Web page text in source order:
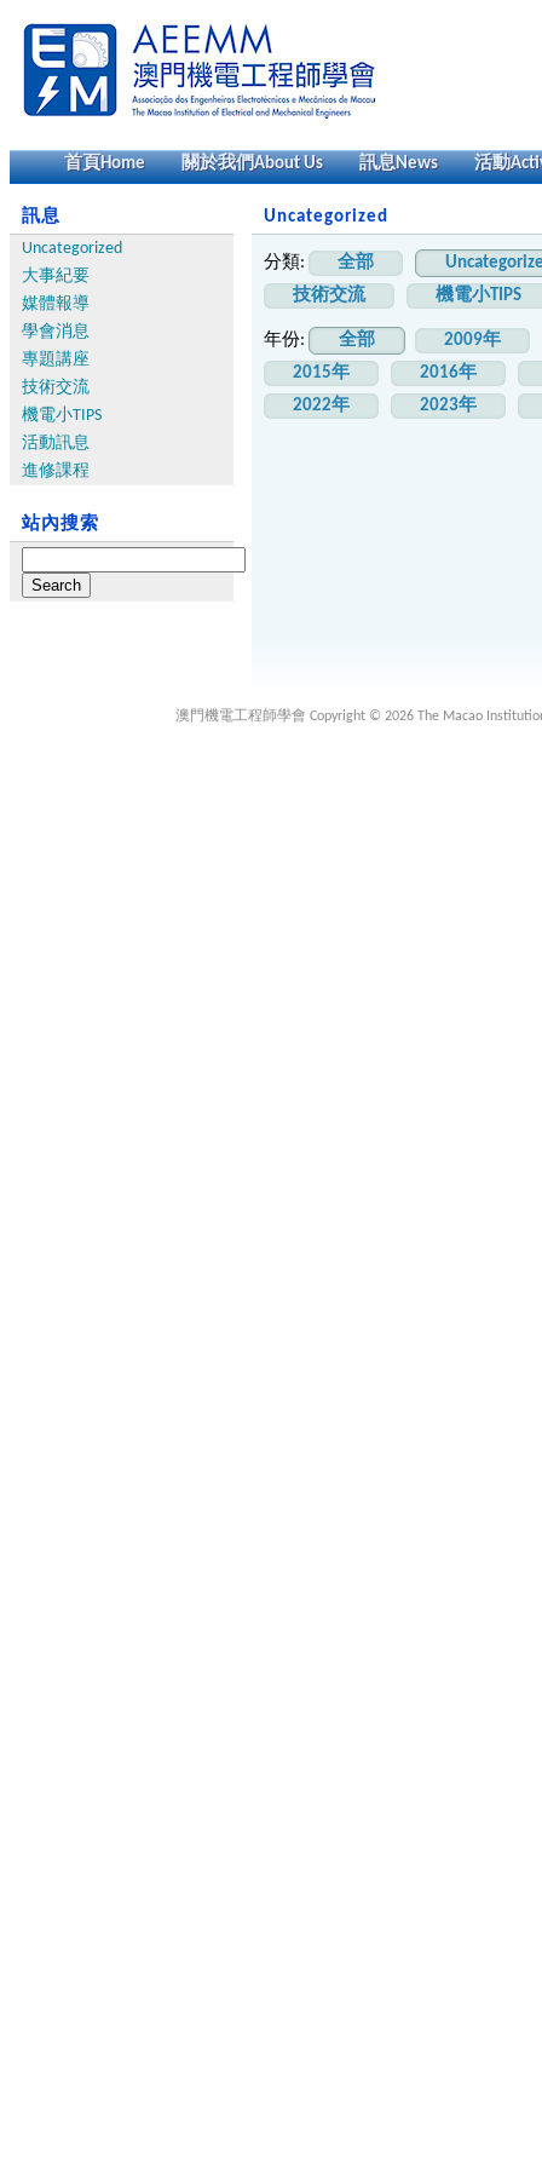
首頁Home 關於我們About Us 訊息News 活動
訊息
Uncategorized
大事紀要
媒體報導
學會消息
專題講座
技術交流
機電小TIPS
活動訊息
進修課程
站內搜索
for:
Uncategorized
分類: 全部
技術交流
機電小TIPS
年份: 全部
2009年
2015年
2016年
2022年
2023年
澳門機電工程師學會 Copyright © 2026 The Macao